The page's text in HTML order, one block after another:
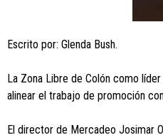
Escrito por: Glenda Bush.
La Zona Libre de Colón como
alinear el trabajo de promoción
El director de Mercadeo Josimar